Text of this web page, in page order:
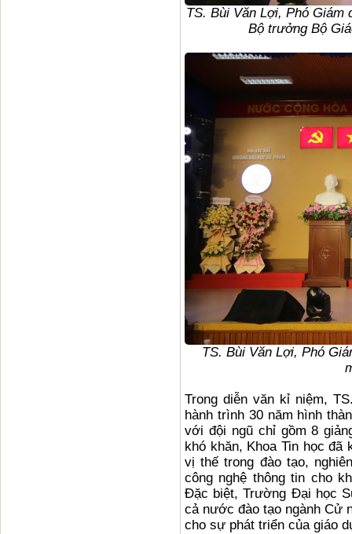
TS. Bùi Văn Lợi, Phó Giám
Bộ trưởng Bộ
TS. Bùi Văn Lợi, Phó
Trong diễn văn kỉ niệm,
hành trình 30 năm hình
với đội ngũ chỉ gồm 8
khó khăn, Khoa Tin học
vị thế trong đào tạo,
công nghệ thông tin cho
Đặc biệt, Trường Đại học
cả nước đào tạo ngành Cử
cho sự phát triển của giáo